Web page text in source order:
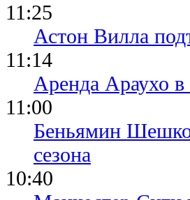
11:25
Астон Вилла
11:14
Аренда Араухо
11:00
Беньямин Шешко
сезона
10:40